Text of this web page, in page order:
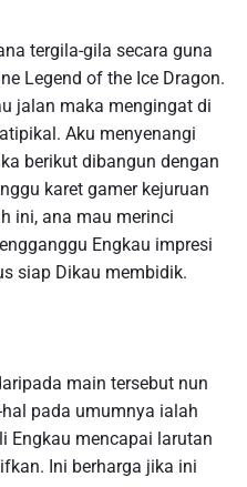
tergila-gila secara guna
Legend of the Ice Dragon.
jalan maka mengingat di
Aku menyenangi
berikut dibangun dengan
karet gamer kejuruan
ini, ana mau merinci
Engkau impresi
siap Dikau membidik.
main tersebut nun
pada umumnya ialah
Engkau mencapai larutan
Ini berharga jika ini